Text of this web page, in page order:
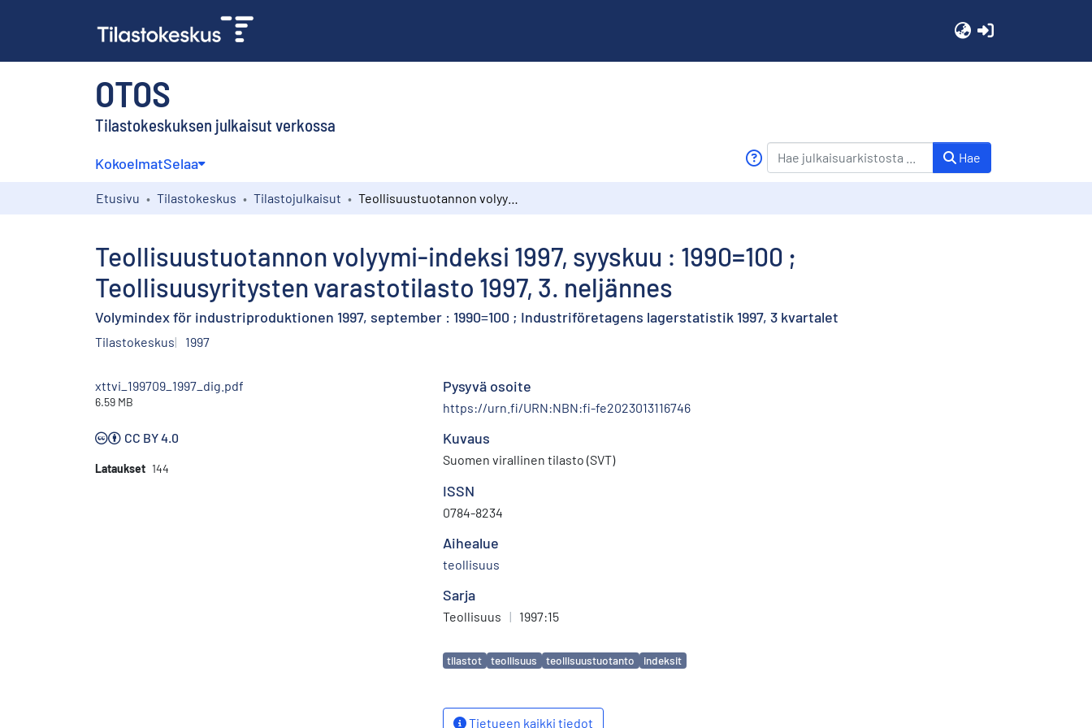
OTOS
Tilastokeskuksen julkaisut verkossa
KokoelmatSelaa Hae
Etusivu Tilastokeskus Tilastojulkaisut
Teollisuustuotannon volyymi-indeksi 1997, syyskuu : 1990=100 ;
Teollisuusyritysten varastotilasto 1997, 3. neljännes
Volymindex för industriproduktionen 1997, september : 1990=100 ; Industriföretagens lagerstatistik 1997, 3 kvartalet
Tilastokeskus 1997
xttvi_199709_1997_dig.pdf
6.59 MB
CC BY 4.0
Lataukset 144
Pysyvä osoite
https://urn.fi/URN:NBN:fi-fe2023013116746
Kuvaus
Suomen virallinen tilasto (SVT)
ISSN
0784-8234
Aihealue
teollisuus
Sarja
Teollisuus | 1997:15
Avainsanat
tilastot teollisuus teollisuustuotanto indeksit
Tietueen kaikki tiedot